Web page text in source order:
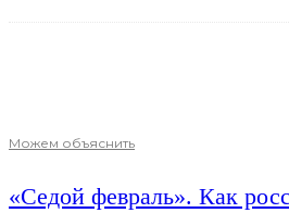
Можем объяснить
«Седой февраль». Как